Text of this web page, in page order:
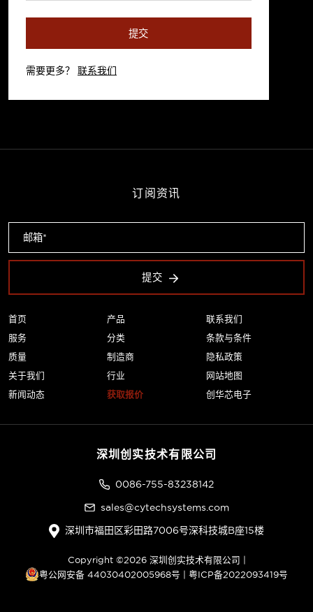
提交
需要更多？ 联系我们
首页
服务
质量
关于我们
新闻动态
产品
分类
制造商
行业
获取报价
联系我们
条款与条件
隐私政策
网站地图
创华芯电子
订阅资讯
提交
深圳创实技术有限公司
0086-755-83238142
sales@cytechsystems.com
深圳市福田区彩田路7006号深科技城B座15楼
Copyright ©2026 深圳创实技术有限公司 |
粤公网安备 44030402005968号
粤ICP备2022093419号